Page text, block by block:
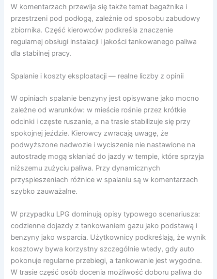
W komentarzach przewija się także temat bagażnika i
przestrzeni pod podłogą, zależnie od sposobu zabudowy
zbiornika. Część kierowców podkreśla znaczenie
regularnej obsługi instalacji i jakości tankowanego paliwa
dla stabilnej pracy.
Spalanie i koszty eksploatacji — realne liczby z opinii
W opiniach spalanie benzyny jest opisywane jako mocno
zależne od warunków: w mieście rośnie przez krótkie
odcinki i częste ruszanie, a na trasie stabilizuje się przy
spokojnej jeździe. Kierowcy zwracają uwagę, że
podwyższone nadwozie i wyciszenie nie nastawione na
autostradę mogą skłaniać do jazdy w tempie, które sprzyja
niższemu zużyciu paliwa. Przy dynamicznych
przyspieszeniach różnice w spalaniu są w komentarzach
szybko zauważalne.
W przypadku LPG dominują opisy typowego scenariusza:
codzienne dojazdy z tankowaniem gazu jako podstawą i
benzyny jako wsparcia. Użytkownicy podkreślają, że wynik
kosztowy bywa korzystny szczególnie wtedy, gdy auto
pokonuje regularne przebiegi, a tankowanie jest wygodne.
W trasie część osób docenia możliwość doboru paliwa do